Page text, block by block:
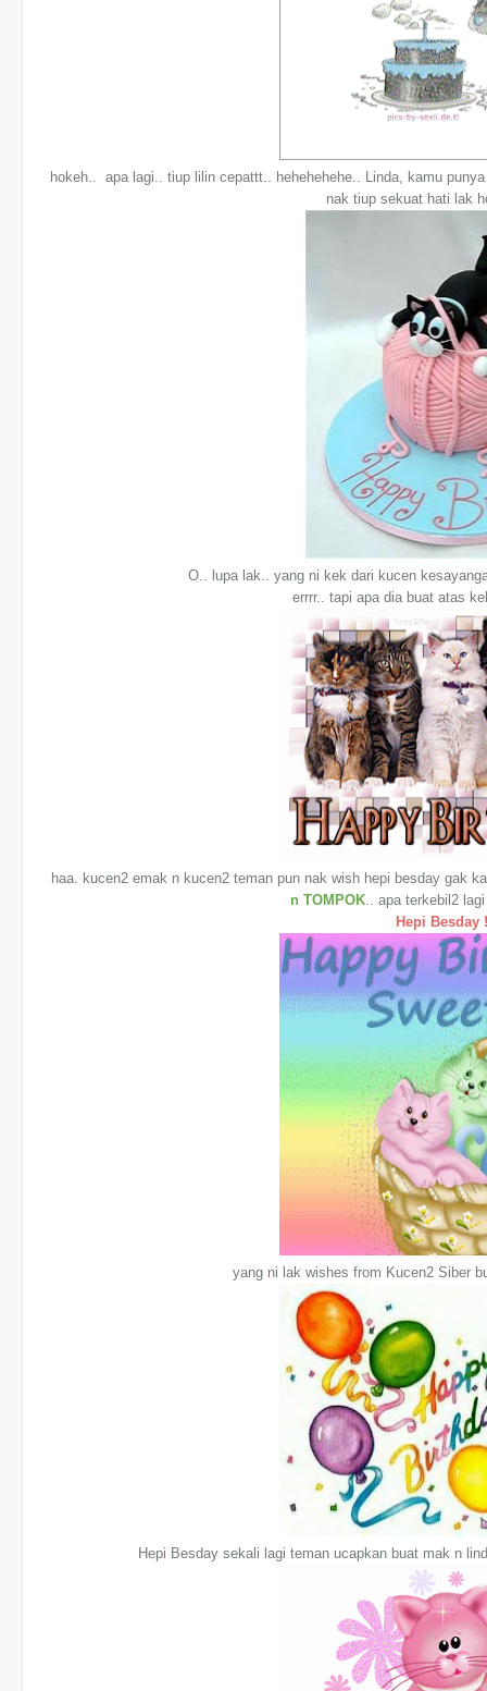
hokeh.. apa lagi.. tiup lilin cepattt.. hehehehehe.. Linda, kamu
nak tiup sekuat hati lak
O.. lupa lak.. yang ni kek dari kucen
errrr.. tapi apa dia buat atas
haa. kucen2 emak n kucen2 teman pun nak wish hepi besday gak
n TOMPOK.. apa terkebil2
Hepi
yang ni lak wishes from Kucen2 Siber
Hepi Besday sekali lagi teman ucapkan buat mak n